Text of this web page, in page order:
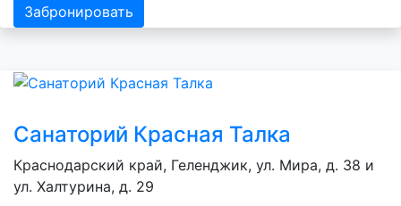
Забронировать
Санаторий Красная Талка
Краснодарский край, Геленджик, ул. Мира, д. 38 и
ул. Халтурина, д. 29